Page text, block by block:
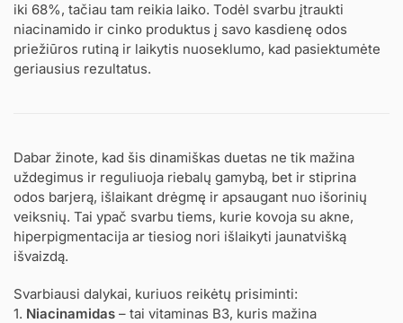
iki 68%, tačiau tam reikia laiko. Todėl svarbu įtraukti
niacinamido ir cinko produktus į savo kasdienę odos
priežiūros rutiną ir laikytis nuoseklumo, kad pasiektumėte
geriausius rezultatus.
Dabar žinote, kad šis dinamiškas duetas ne tik mažina
uždegimus ir reguliuoja riebalų gamybą, bet ir stiprina
odos barjerą, išlaikant drėgmę ir apsaugant nuo išorinių
veiksnių. Tai ypač svarbu tiems, kurie kovoja su akne,
hiperpigmentacija ar tiesiog nori išlaikyti jaunatvišką
išvaizdą.
Svarbiausi dalykai, kuriuos reikėtų prisiminti:
1. Niacinamidas – tai vitaminas B3, kuris mažina